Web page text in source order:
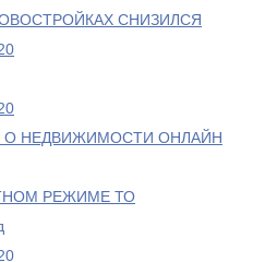
СНИЗИЛСЯ
О НЕДВИЖИМОСТИ ОНЛАЙН
РЕЖИМЕ ТО